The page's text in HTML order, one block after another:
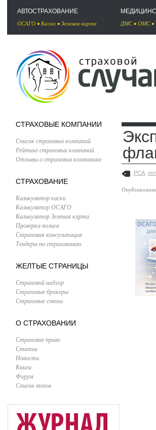
АВТОСТРАХОВАНИЕ
ОСАГО • Каско • Зеленая карта ДМС• ОМС•
СТРАХОВЫЕ КОМПАНИИ
Список страховых компаний
Рейтинг страховых компаний
Отзывы о страховых компаниях
СТРАХОВАНИЕ
Калькулятор каско
Калькулятор ОСАГО
Калькулятор Зеленая карта
Проверка полиса
Страховая консультация
Тендеры по страхованию
ЖЕЛТЫЕ СТРАНИЦЫ
Страховой надзор
Страховые брокеры
Страховые союзы
О СТРАХОВАНИИ
Страховое право
Статьи
Новости
Книги
Форум
Список тегов
РСА